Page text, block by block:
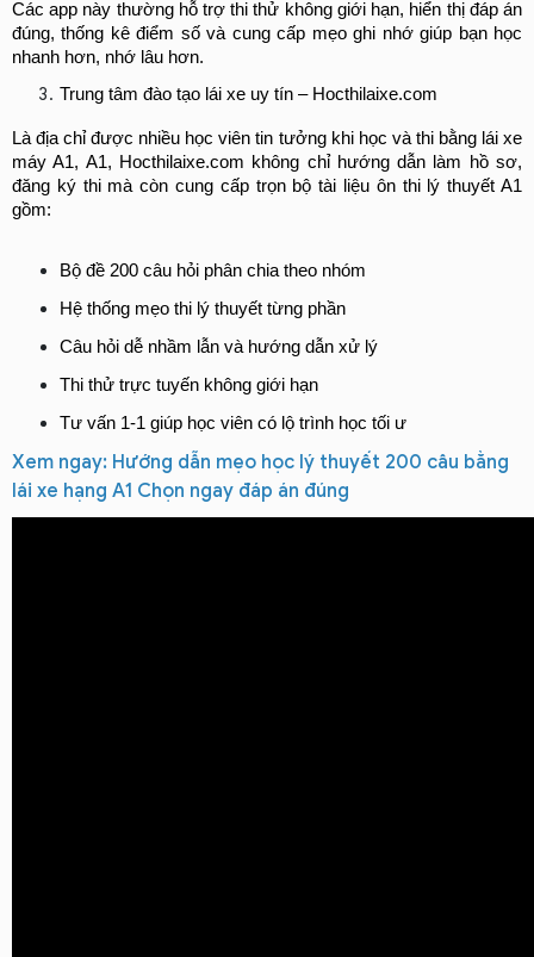
Các app này thường hỗ trợ thi thử không giới hạn, hiển thị đáp án
đúng, thống kê điểm số và cung cấp mẹo ghi nhớ giúp bạn học
nhanh hơn, nhớ lâu hơn.
Trung tâm đào tạo lái xe uy tín – Hocthilaixe.com
Là địa chỉ được nhiều học viên tin tưởng khi học và thi bằng lái xe
máy A1, A1, Hocthilaixe.com không chỉ hướng dẫn làm hồ sơ,
đăng ký thi mà còn cung cấp trọn bộ tài liệu ôn thi lý thuyết A1
gồm:
Bộ đề 200 câu hỏi phân chia theo nhóm
Hệ thống mẹo thi lý thuyết từng phần
Câu hỏi dễ nhầm lẫn và hướng dẫn xử lý
Thi thử trực tuyến không giới hạn
Tư vấn 1-1 giúp học viên có lộ trình học tối ư
Xem ngay: Hướng dẫn mẹo học lý thuyết 200 câu bằng
lái xe hạng A1 Chọn ngay đáp án đúng